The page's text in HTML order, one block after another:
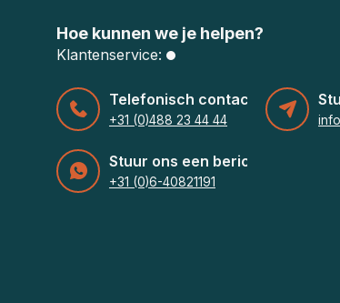
Hoe kunnen we je helpen?
Klantenservice:
Telefonisch contact
+31 (0)488 23 44 44
Stuur ons een bericht
+31 (0)6-40821191